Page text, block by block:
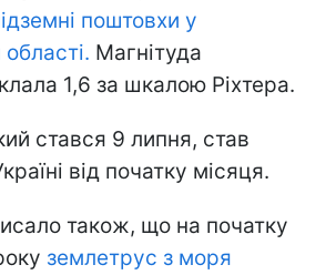
поштовхи у
Магнітуда
1,6 за шкалою Ріхтера.
стався 9 липня, став
від початку місяця.
також, що на початку
землетрус з моря